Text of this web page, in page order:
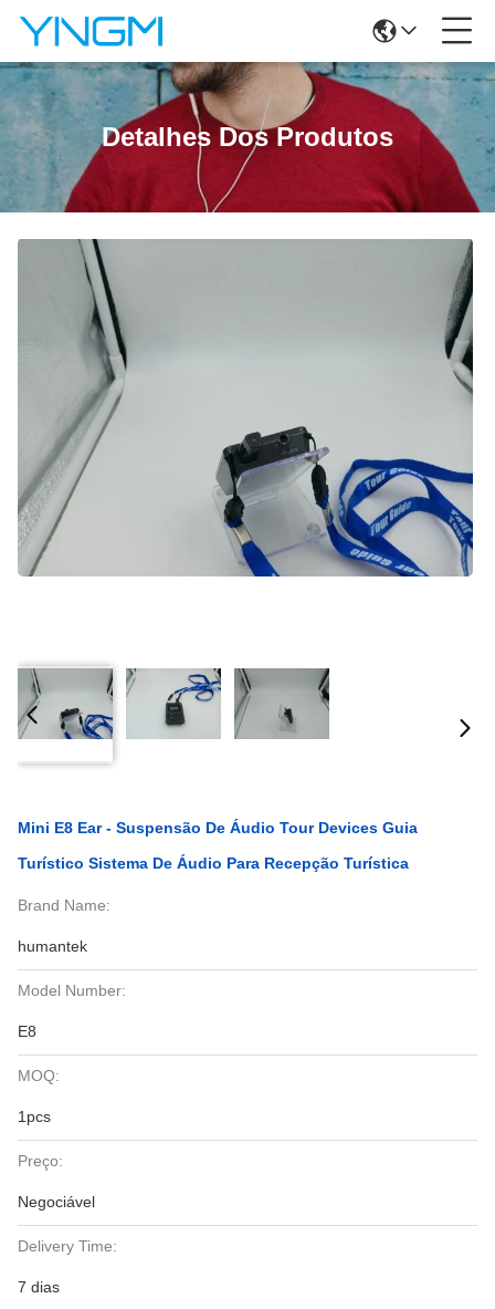
Detalhes Dos Produtos
Mini E8 Ear - Suspensão De Áudio Tour Devices Guia
Turístico Sistema De Áudio Para Recepção Turística
Brand Name:
humantek
Model Number:
E8
MOQ:
1pcs
Preço:
Negociável
Delivery Time:
7 dias